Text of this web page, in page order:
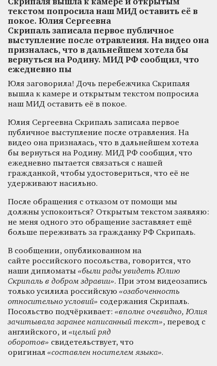
Скрипаля вышла к камере и открытым
текстом попросила наш МИД оставить её в
покое. Юлия Сергеевна
Скрипаль записала первое публичное
выступление после отравления. На видео она
призналась, что в дальнейшем хотела бы
вернуться на Родину. МИД РФ сообщил, что
ежедневно пы
Юля заговорила! Дочь перебежчика Скрипаля
вышла к камере и открытым текстом попросила
наш МИД оставить её в покое.
Юлия Сергеевна Скрипаль записала первое
публичное выступление после отравления. На
видео она призналась, что в дальнейшем хотела
бы вернуться на Родину. МИД РФ сообщил, что
ежедневно пытается связаться с нашей
гражданкой, чтобы удостовериться, что её не
удерживают насильно.
После обращения с отказом от помощи мы
должны успокоиться? Открытым текстом заявляю:
не меня одного это обращение заставляет ещё
больше переживать за гражданку РФ Скрипаль.
В сообщении, опубликованном на
сайте российского посольства, говорится, что
наши дипломаты «были рады увидеть Юлию
Скрипаль в добром здравии». При этом видеозапись
только усилила российскую «озабоченность
относительно условий» содержания Скрипаль.
Посольство подчёркивает: «вполне очевидно, Юлия
зачитывала заранее написанный текст», перевод с
английского, и «целый ряд
оборотов» свидетельствует, что
оригинал «составлен носителем языка».